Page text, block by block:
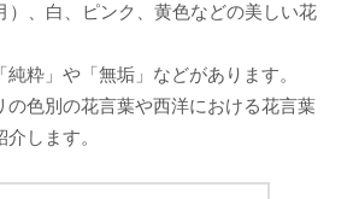
）、白、ピンク、黄色などの美しい花
粋」や「無垢」などがあります。
の色別の花言葉や西洋における花言葉
介します。